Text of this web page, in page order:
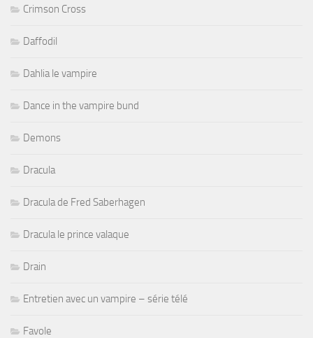
Crimson Cross
Daffodil
Dahlia le vampire
Dance in the vampire bund
Demons
Dracula
Dracula de Fred Saberhagen
Dracula le prince valaque
Drain
Entretien avec un vampire – série télé
Favole